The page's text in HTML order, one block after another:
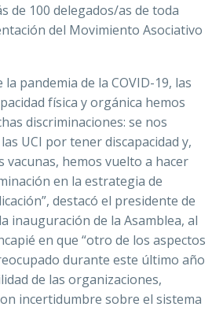
de 100 delegados/as de toda
del Movimiento Asociativo
pandemia de la COVID-19, las
física y orgánica hemos
discriminaciones: se nos
UCI por tener discapacidad y,
vacunas, hemos vuelto a hacer
en la estrategia de
destacó el presidente de
inauguración de la Asamblea, al
en que “otro de los aspectos
durante este último año
de las organizaciones,
incertidumbre sobre el sistema